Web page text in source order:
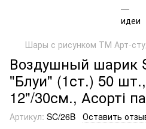
Шары с рисунком ТМ Арт-
Воздушный шарик
"Блуи" (1ст.) 50
12"/30см., Асорті
Артикул: SC/26B Оставить